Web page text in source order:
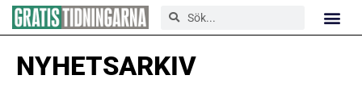
NYHETSARKIV